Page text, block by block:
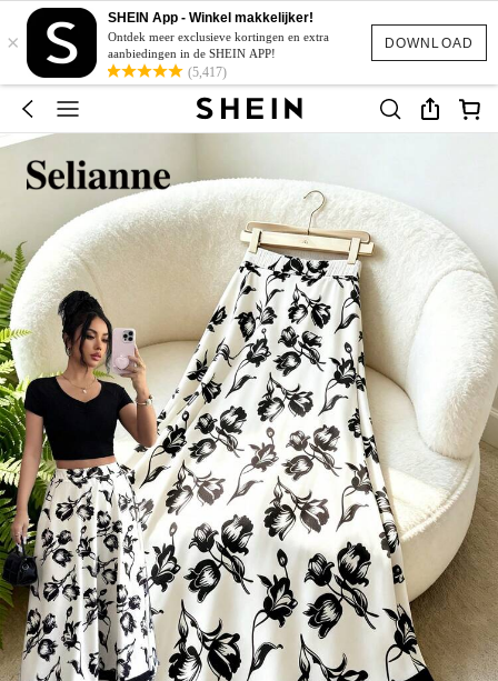
DOWNLOAD
×
SHEIN App - Winkel makkelijker!
Ontdek meer exclusieve kortingen en extra
aanbiedingen in de SHEIN APP!
(5,417)